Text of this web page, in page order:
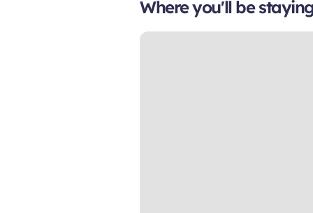
Where you'll be